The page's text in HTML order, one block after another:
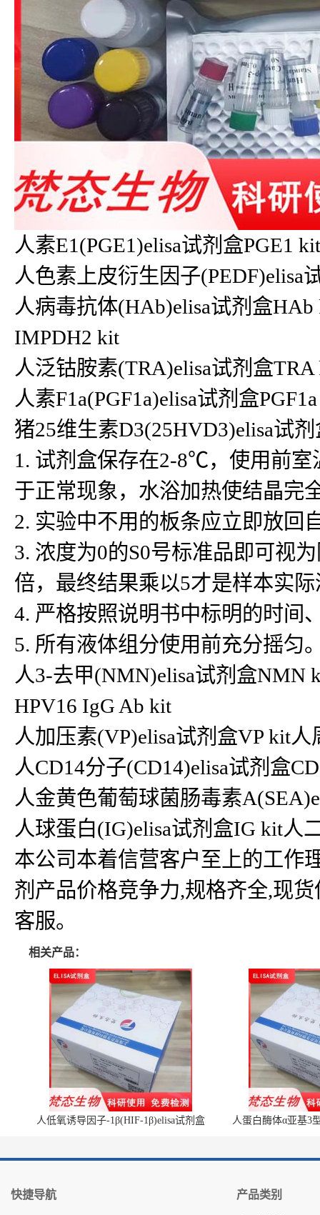
人素E1(PGE1)elisa试剂盒PGE1
人色素上皮衍生因子(PEDF)elisa
人病毒抗体(HAb)elisa试剂盒
IMPDH2 kit
人泛钴胺素(TRA)elisa试剂盒
人素F1a(PGF1a)elisa试剂盒
猪25维生素D3(25HVD3)elisa试
1. 试剂盒保存在2-8℃，使用前
于正常现象，水浴加热使结晶完
2. 实验中不用的板条应立即放回
3. 浓度为0的S0号标准品即可视
倍，最终结果乘以5才是样本实
4. 严格按照说明书中标明的时间
5. 所有液体组分使用前充分摇匀
人3-去甲(NMN)elisa试剂盒NMN
HPV16 IgG Ab kit
人加压素(VP)elisa试剂盒VP kit
人CD14分子(CD14)elisa试剂盒
人金黄色葡萄球菌肠毒素
人球蛋白(IG)elisa试剂盒IG kit人
本公司本着信营客户至上的工作
剂产品价格竞争力,规格齐全,现
客服。
相关产品：
人低氧诱导因子-1β(HIF-1β)elisa试剂盒 人蛋白酶体α亚基3
快捷导航 产品类别